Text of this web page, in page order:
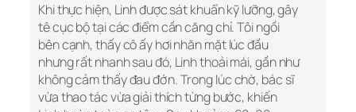
Khi thực hiện, Linh được sát khuẩn kỹ lưỡng, gây
tê cục bộ tại các điểm cần căng chỉ. Tôi ngồi
bên cạnh, thấy cô ấy hơi nhăn mặt lúc đầu
nhưng rất nhanh sau đó, Linh thoải mái, gần như
không cảm thấy đau đớn. Trong lúc chờ, bác sĩ
vừa thao tác vừa giải thích từng bước, khiến